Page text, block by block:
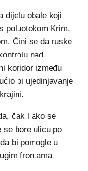
dijelu obale koji
poluotokom Krim,
Čini se da ruske
nad
koridor između
bi ujedinjavanje
čak i ako se
se bore ulicu po
bi pomogle u
frontama.